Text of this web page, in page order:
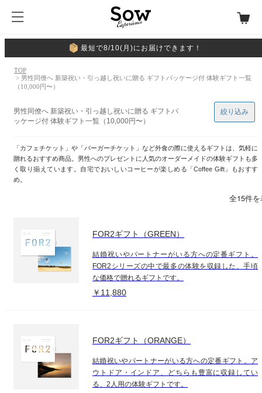
最短で8/10(月)にお届けできます！
TOP
> 男性同僚へ 新築祝い・引っ越し祝いに贈る ギフトパッケージ付 体験ギフト一覧
（10,000円〜）
男性同僚へ 新築祝い・引っ越し祝いに贈る ギフトパ
ッケージ付 体験ギフト一覧（10,000円〜）
「カフェチケット」や「バーガーチケット」など外食の際に使えるギフトは、気軽に
贈れるおすすめ商品。男性へのプレゼントに人気のオーダーメイドの体験ギフトも多
く取り揃えています。自宅でおいしいコーヒーが楽しめる「Coffee Gift」もおすす
め。
絞り込み
全15件
FOR2ギフト（GREEN）
結婚祝いやパートナーがいる方への定番ギフト。
FOR2シリーズの中で最多の体験を収録した、手頃
な価格で贈れるギフトです。
￥11,880
FOR2ギフト（ORANGE）
結婚祝いやパートナーがいる方への定番ギフト。ア
ウトドア・インドア、どちらも豊富に収録してい
る、2人用の体験ギフトです。